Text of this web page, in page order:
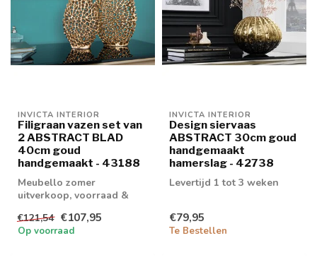
INVICTA INTERIOR
Filigraan vazen set van
2 ABSTRACT BLAD
40cm goud
handgemaakt - 43188
Meubello zomer
uitverkoop, voorraad &
levertijd 1/2 wek...
€121,54 €107,95
Op voorraad
INVICTA INTERIOR
Design siervaas
ABSTRACT 30cm goud
handgemaakt
hamerslag - 42738
Levertijd 1 tot 3 weken
€79,95
Te Bestellen